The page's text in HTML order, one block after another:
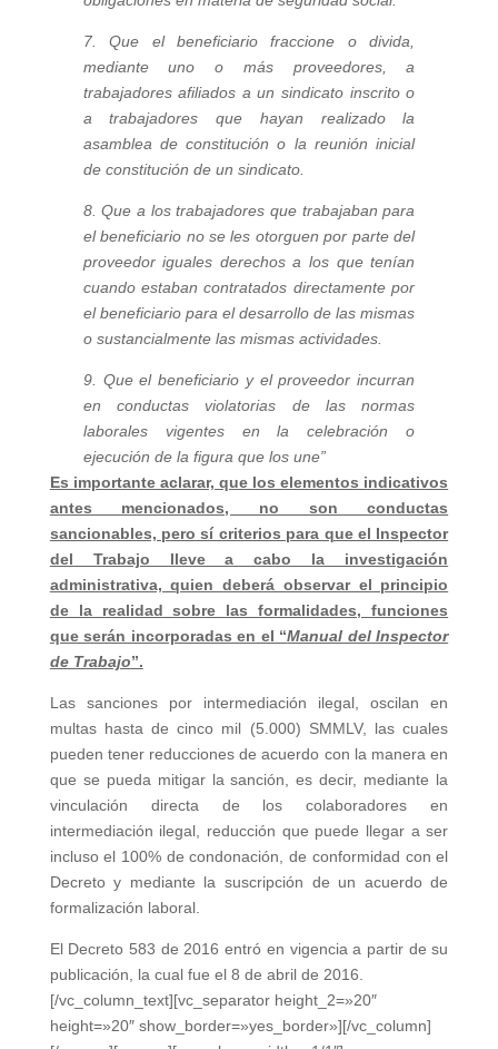
7. Que el beneficiario fraccione o divida,
mediante uno o más proveedores, a
trabajadores afiliados a un sindicato inscrito o
a trabajadores que hayan realizado la
asamblea de constitución o la reunión inicial
de constitución de un sindicato.
8. Que a los trabajadores que trabajaban para
el beneficiario no se les otorguen por parte del
proveedor iguales derechos a los que tenían
cuando estaban contratados directamente por
el beneficiario para el desarrollo de las mismas
o sustancialmente las mismas actividades.
9. Que el beneficiario y el proveedor incurran
en conductas violatorias de las normas
laborales vigentes en la celebración o
ejecución de la figura que los une”
Es importante aclarar, que los elementos indicativos
antes mencionados, no son conductas
sancionables, pero sí criterios para que el Inspector
del Trabajo lleve a cabo la investigación
administrativa, quien deberá observar el principio
de la realidad sobre las formalidades, funciones
que serán incorporadas en el “Manual del Inspector
de Trabajo”.
Las sanciones por intermediación ilegal, oscilan en
multas hasta de cinco mil (5.000) SMMLV, las cuales
pueden tener reducciones de acuerdo con la manera en
que se pueda mitigar la sanción, es decir, mediante la
vinculación directa de los colaboradores en
intermediación ilegal, reducción que puede llegar a ser
incluso el 100% de condonación, de conformidad con el
Decreto y mediante la suscripción de un acuerdo de
formalización laboral.
El Decreto 583 de 2016 entró en vigencia a partir de su
publicación, la cual fue el 8 de abril de 2016.
[/vc_column_text][vc_separator height_2=»20″
height=»20″ show_border=»yes_border»][/vc_column]